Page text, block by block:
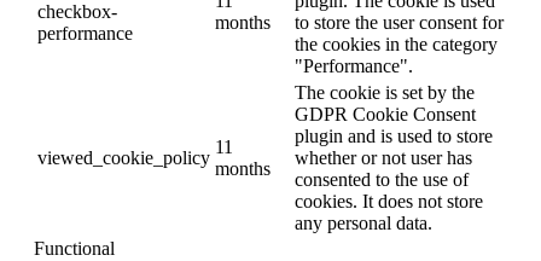
checkbox-
performance
months
to store the user consent for
the cookies in the category
"Performance".
viewed_cookie_policy
11
months
The cookie is set by the
GDPR Cookie Consent
plugin and is used to store
whether or not user has
consented to the use of
cookies. It does not store
any personal data.
Functional